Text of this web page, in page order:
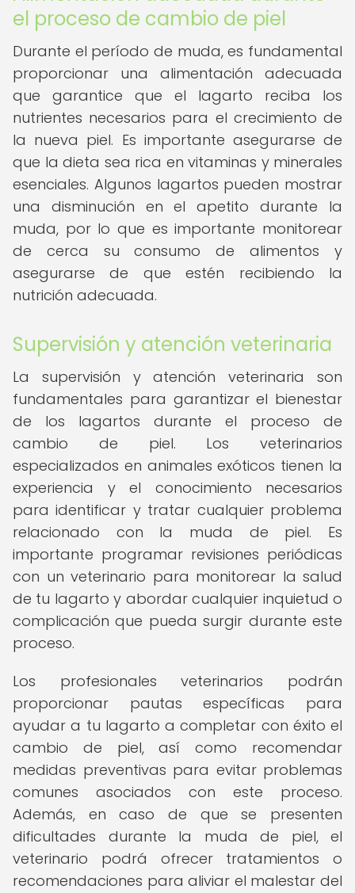
el proceso de cambio de piel
Durante el período de muda, es fundamental
proporcionar una alimentación adecuada
que garantice que el lagarto reciba los
nutrientes necesarios para el crecimiento de
la nueva piel. Es importante asegurarse de
que la dieta sea rica en vitaminas y minerales
esenciales. Algunos lagartos pueden mostrar
una disminución en el apetito durante la
muda, por lo que es importante monitorear
de cerca su consumo de alimentos y
asegurarse de que estén recibiendo la
nutrición adecuada.
Supervisión y atención veterinaria
La supervisión y atención veterinaria son
fundamentales para garantizar el bienestar
de los lagartos durante el proceso de
cambio de piel. Los veterinarios
especializados en animales exóticos tienen la
experiencia y el conocimiento necesarios
para identificar y tratar cualquier problema
relacionado con la muda de piel. Es
importante programar revisiones periódicas
con un veterinario para monitorear la salud
de tu lagarto y abordar cualquier inquietud o
complicación que pueda surgir durante este
proceso.
Los profesionales veterinarios podrán
proporcionar pautas específicas para
ayudar a tu lagarto a completar con éxito el
cambio de piel, así como recomendar
medidas preventivas para evitar problemas
comunes asociados con este proceso.
Además, en caso de que se presenten
dificultades durante la muda de piel, el
veterinario podrá ofrecer tratamientos o
recomendaciones para aliviar el malestar del